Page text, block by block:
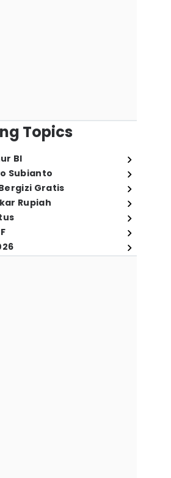
Topics
BI
Subianto
Gratis
Rupiah